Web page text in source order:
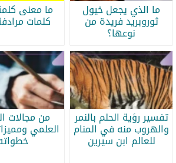
ما الذي يجعل خيول
ثوروبريد فريدة من
نوعها؟
ما معنى
كلمات
تفسير رؤية الحلم بالنمر
والهروب منه في المنام
للعالم ابن سيرين
من مجالات
العلمي